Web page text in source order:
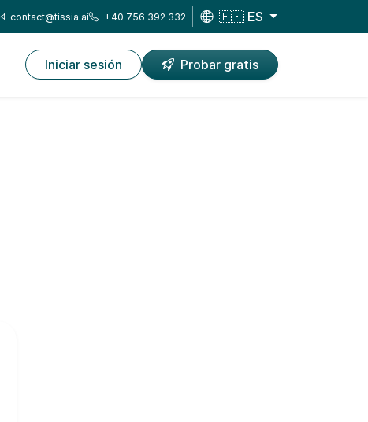
contact@tissia.ai +40 756 392 332 🇪🇸 ES
Iniciar sesión Probar gratis